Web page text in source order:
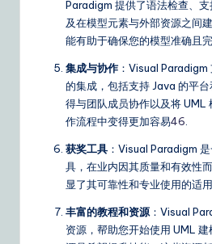
Paradigm 提供了语法检查、
及在模型元素与外部资源之间
能有助于确保您的模型准确且
集成与协作 ：Visual
的集成，包括支持 Java 的平
得与团队成员协作以及将 UML
作流程中变得更加容易46.
获奖工具 ：Visual Paradigm
具，在业内因其质量和有效性
显了其可靠性和专业使用的适
丰富的教程和资源：Visual
资源，帮助您开始使用 UML